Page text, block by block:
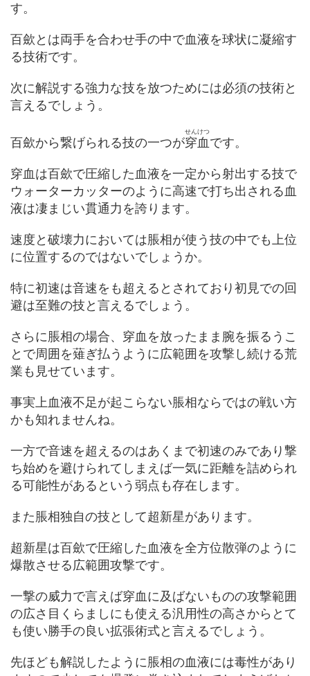
す。
百歛とは両手を合わせ手の中で血液を球状に凝縮す
る技術です。
次に解説する強力な技を放つためには必須の技術と
言えるでしょう。
百歛から繋げられる技の一つが穿血
せんけつ
です。
穿血は百歛で圧縮した血液を一定から射出する技で
ウォーターカッターのように高速で打ち出される血
液は凄まじい貫通力を誇ります。
速度と破壊力においては脹相が使う技の中でも上位
に位置するのではないでしょうか。
特に初速は音速をも超えるとされており初見での回
避は至難の技と言えるでしょう。
さらに脹相の場合、穿血を放ったまま腕を振るうこ
とで周囲を薙ぎ払うように広範囲を攻撃し続ける荒
業も見せています。
事実上血液不足が起こらない脹相ならではの戦い方
かも知れませんね。
一方で音速を超えるのはあくまで初速のみであり撃
ち始めを避けられてしまえば一気に距離を詰められ
る可能性があるという弱点も存在します。
また脹相独自の技として超新星があります。
超新星は百歛で圧縮した血液を全方位散弾のように
爆散させる広範囲攻撃です。
一撃の威力で言えば穿血に及ばないものの攻撃範囲
の広さ目くらましにも使える汎用性の高さからとて
も使い勝手の良い拡張術式と言えるでしょう。
先ほども解説したように脹相の血液には毒性があり